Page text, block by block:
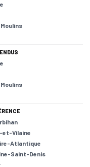
et-Vilaine
Atlantique
Saint-Denis